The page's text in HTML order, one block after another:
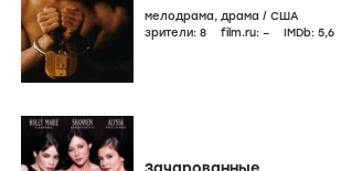
мелодрама, драма / США
зрители: 8 film.ru: – IMDb: 5,6